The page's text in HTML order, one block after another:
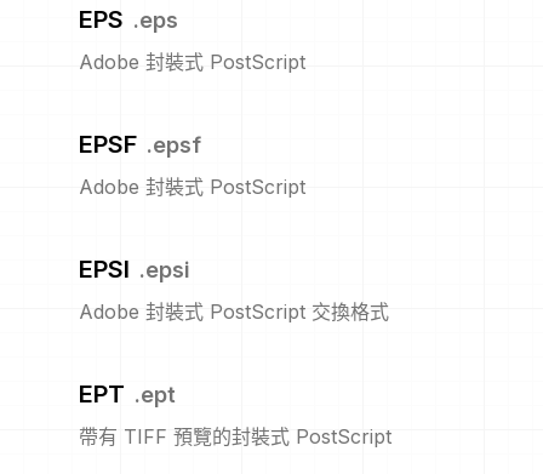
EPS .eps
Adobe 封裝式 PostScript
EPSF .epsf
Adobe 封裝式 PostScript
EPSI .epsi
Adobe 封裝式 PostScript 交換格式
EPT .ept
帶有 TIFF 預覽的封裝式 PostScript